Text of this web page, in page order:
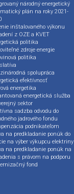
národný energetický
plán na roky 2021-
inštalovaného výkonu
z OZE a KVET
politika
zdroje energie
politika
spolupráca
efektívnosť
energetika
energetická služba
sektor
sadzba odvodu do
jadrového fondu
podnikateľom
na predkladanie ponúk do
na výber výkupcu elektriny
na predkladanie ponúk na
s právom na podporu
fond